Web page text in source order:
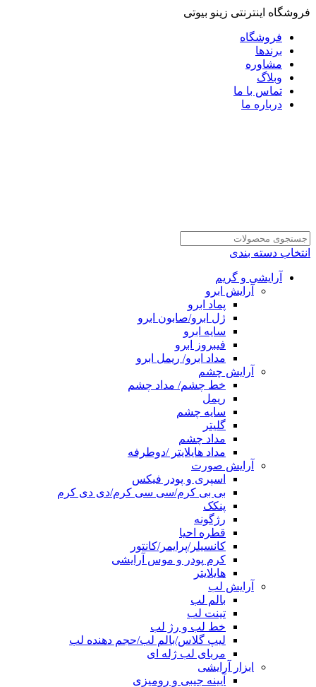
فروشگاه اینترنتی زینو بیوتی
فروشگاه
برندها
مشاوره
وبلاگ
تماس با ما
درباره ما
انتخاب دسته بندی
آرایشی و گریم
آرایش ابرو
پماد ابرو
ژل ابرو/صابون ابرو
سایه ابرو
فیبروز ابرو
مداد ابرو/ ریمل ابرو
آرایش چشم
خط چشم/ مداد چشم
ریمل
سایه چشم
گلیتر
مداد چشم
مداد هایلایتر /دوطرفه
آرایش صورت
اسپری و پودر فیکس
بی بی کرم/سی سی کرم/دی دی کرم
پنکک
رژگونه
قطره احیا
کانسیلر/پرایمر/کانتور
کرم پودر و موس آرایشی
هایلایتر
آرایش لب
بالم لب
تینت لب
خط لب و رژ لب
لیپ گلاس/بالم لب/حجم دهنده لب
مربای لب ژله ای
ابزار آرایشی
آیینه جیبی و رومیزی